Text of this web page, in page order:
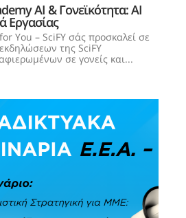
AI & Γονεϊκότητα: AI
Εργασίας
You – SciFY σάς προσκαλεί σε
της SciFY
σε γονείς και...